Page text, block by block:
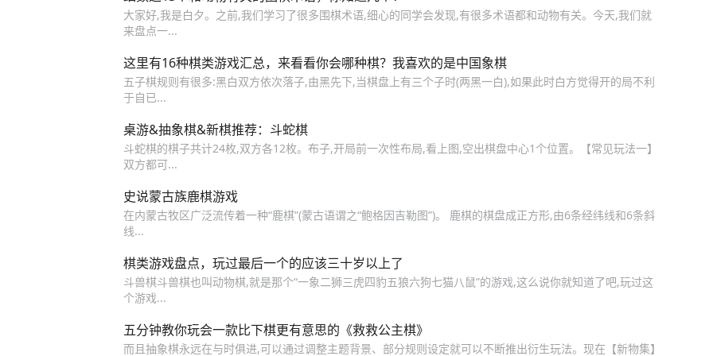
大家好,我是白夕。之前,我们学习了很多围棋术语,细心的同学会发现,有很多术语都和动物有关。今天,我们就
来盘点一...
这里有16种棋类游戏汇总，来看看你会哪种棋？我喜欢的是中国象棋
五子棋规则有很多:黑白双方依次落子,由黑先下,当棋盘上有三个子时(两黑一白),如果此时白方觉得开的局不利
于自已...
桌游&抽象棋&新棋推荐：斗蛇棋
斗蛇棋的棋子共计24枚,双方各12枚。布子,开局前一次性布局,看上图,空出棋盘中心1个位置。【常见玩法一】
双方都可...
史说蒙古族鹿棋游戏
在内蒙古牧区广泛流传着一种“鹿棋”(蒙古语谓之“鲍格因吉勒图”)。 鹿棋的棋盘成正方形,由6条经纬线和6条斜
线...
棋类游戏盘点，玩过最后一个的应该三十岁以上了
斗兽棋斗兽棋也叫动物棋,就是那个“一象二狮三虎四豹五狼六狗七猫八鼠”的游戏,这么说你就知道了吧,玩过这
个游戏...
五分钟教你玩会一款比下棋更有意思的《救救公主棋》
而且抽象棋永远在与时俱进,可以通过调整主题背景、部分规则设定就可以不断推出衍生玩法。现在【新物集】